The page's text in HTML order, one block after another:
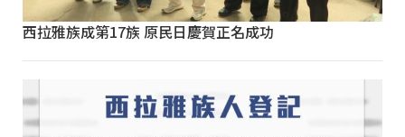
西拉雅族成第17族 原民日慶賀正名成功